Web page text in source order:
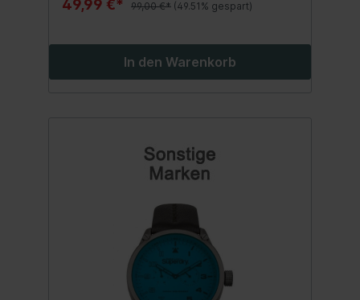
49,99 €* 99,00 €* (49.51% gespart)
In den Warenkorb